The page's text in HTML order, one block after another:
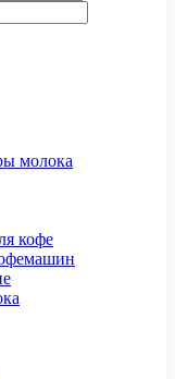
молока
кофе